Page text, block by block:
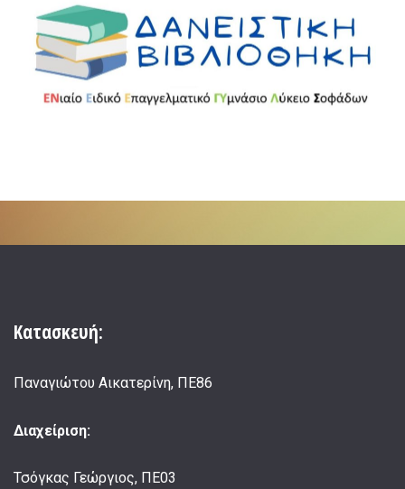
Κατασκευή:
Παναγιώτου Αικατερίνη, ΠΕ86
Διαχείριση:
Τσόγκας Γεώργιος, ΠΕ03